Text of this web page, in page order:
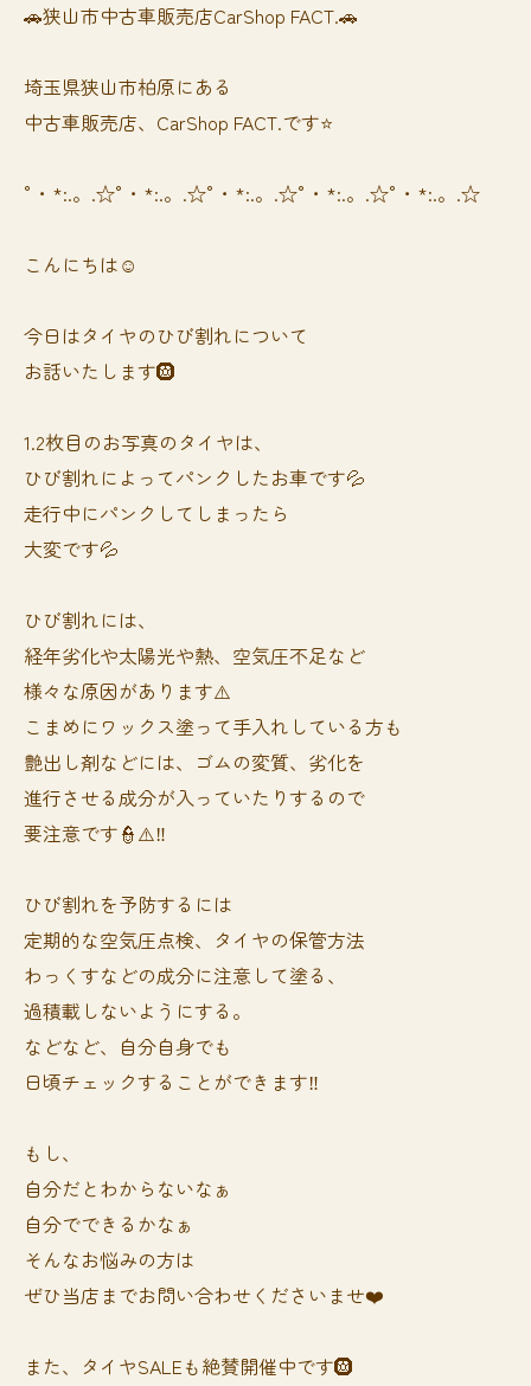
🚗狭山市中古車販売店CarShop FACT.🚗
埼玉県狭山市柏原にある
中古車販売店、CarShop FACT.です⭐️
°・*:.。.☆°・*:.。.☆°・*:.。.☆°・*:.。.☆°・*:.。.☆
こんにちは☺️
今日はタイヤのひび割れについて
お話いたします🛞
1.2枚目のお写真のタイヤは、
ひび割れによってパンクしたお車です💦
走行中にパンクしてしまったら
大変です💦
ひび割れには、
経年劣化や太陽光や熱、空気圧不足など
様々な原因があります⚠️
こまめにワックス塗って手入れしている方も
艶出し剤などには、ゴムの変質、劣化を
進行させる成分が入っていたりするので
要注意です👮⚠️‼️
ひび割れを予防するには
定期的な空気圧点検、タイヤの保管方法
わっくすなどの成分に注意して塗る、
過積載しないようにする。
などなど、自分自身でも
日頃チェックすることができます‼️
もし、
自分だとわからないなぁ
自分でできるかなぁ
そんなお悩みの方は
ぜひ当店までお問い合わせくださいませ❤️
また、タイヤSALEも絶賛開催中です🛞